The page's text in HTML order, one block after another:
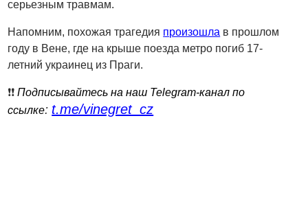
серьезным травмам.
Напомним, похожая трагедия произошла в прошлом
году в Вене, где на крыше поезда метро погиб 17-
летний украинец из Праги.
❗️❗️Подписывайтесь на наш Telegram-канал по
ссылке: t.me/vinegret_cz